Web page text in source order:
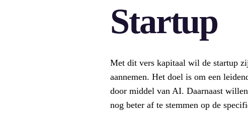
Startup
Met dit vers kapitaal wil de startup
aannemen. Het doel is om een
door middel van AI. Daarnaast
nog beter af te stemmen op de